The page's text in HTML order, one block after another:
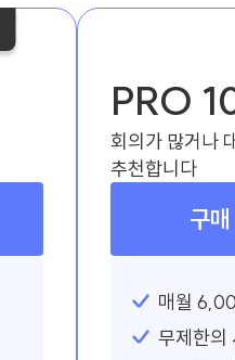
PRO
회의가 많거나
추천합니다
구매
매월
무제한의